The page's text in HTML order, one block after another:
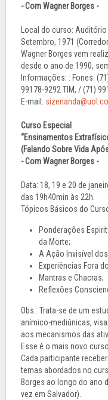
- Com Wagner Borges -
Local do curso:
Setembro, 1971
Wagner Borges vem
desde o ano de 1990,
Informações: : Fones:
99178-9292 TIM, / (71)
E-mail:
Curso Especial
“Ensinamentos
(Falando Sobre Vida
- Com Wagner Borges -
Data: 18, 19 e 20 de
das 19h40min às 22h.
Tópicos Básicos do
Ponderações
da Morte;
A Ação Invisível
Experiências Fora
Mantras e Chacras;
Reflexões
Obs.: Trata-se de um
anímico-mediúnicas,
aos mecanismos das
Esse é o mais novo
Cada participante
temas abordados no
Borges ao longo do ano
vez em Salvador).